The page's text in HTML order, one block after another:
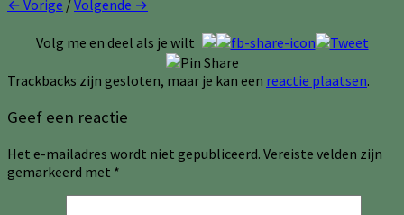
← Vorige /Volgende →
Volg me en deel als je wilt
Trackbacks zijn gesloten, maar je kan een reactie plaatsen.
Geef een reactie
Het e-mailadres wordt niet gepubliceerd. Vereiste velden zijn
gemarkeerd met *